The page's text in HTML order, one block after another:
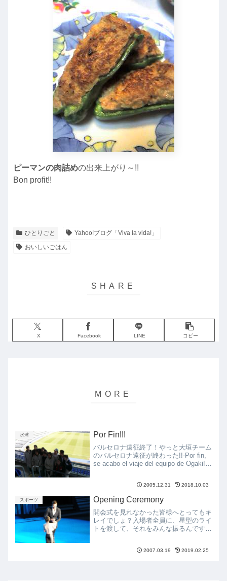
ピーマンの肉詰めの出来上がり～!!
Bon profit!!
ひとりごと
Yahoo!ブログ「Viva la vida!」
おいしいごはん
X Facebook LINE コピー
水球 Por Fin!!!
バルセロナ遠征終了！やっと大垣チーム
のバルセロナ遠征が終わった!!-Por fin,
se acabo el viaje del equipo de Ogaki!!
2005.12.31 2018.10.03
スポーツ Opening Ceremony
開会式を見れなかった皆様へとってもキ
レイでしょ？入場者全員に、星型のライ
トを渡して、それをみんな振るんです。
プですよ。オーストラリアのスター選手
2007.03.19 2019.02.25